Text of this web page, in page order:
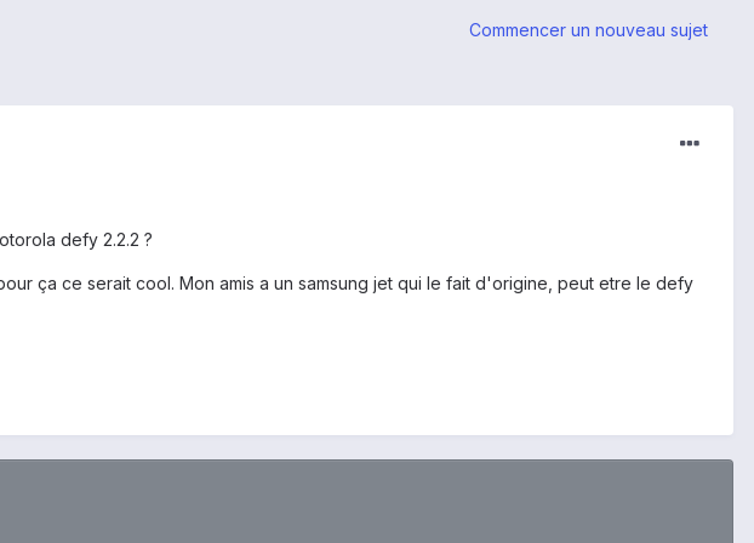
Commencer un nouveau sujet
defy 2.2.2 ?
ça ce serait cool. Mon amis a un samsung jet qui le fait d'origine, peut etre le defy